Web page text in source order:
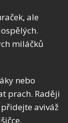
ale
miláčků
nebo
prach. Raději
aviváž